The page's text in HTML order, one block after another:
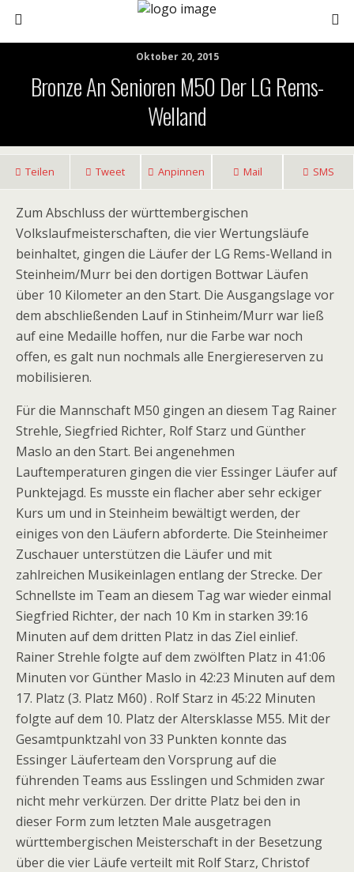
Oktober 20, 2015
Bronze An Senioren M50 Der LG Rems-
Welland
Teilen Tweet Anpinnen Mail SMS
Zum Abschluss der württembergischen
Volkslaufmeisterschaften, die vier Wertungsläufe
beinhaltet, gingen die Läufer der LG Rems-Welland in
Steinheim/Murr bei den dortigen Bottwar Läufen
über 10 Kilometer an den Start. Die Ausgangslage vor
dem abschließenden Lauf in Stinheim/Murr war ließ
auf eine Medaille hoffen, nur die Farbe war noch
offen, es galt nun nochmals alle Energiereserven zu
mobilisieren.
Für die Mannschaft M50 gingen an diesem Tag Rainer
Strehle, Siegfried Richter, Rolf Starz und Günther
Maslo an den Start. Bei angenehmen
Lauftemperaturen gingen die vier Essinger Läufer auf
Punktejagd. Es musste ein flacher aber sehr eckiger
Kurs um und in Steinheim bewältigt werden, der
einiges von den Läufern abforderte. Die Steinheimer
Zuschauer unterstützen die Läufer und mit
zahlreichen Musikeinlagen entlang der Strecke. Der
Schnellste im Team an diesem Tag war wieder einmal
Siegfried Richter, der nach 10 Km in starken 39:16
Minuten auf dem dritten Platz in das Ziel einlief.
Rainer Strehle folgte auf dem zwölften Platz in 41:06
Minuten vor Günther Maslo in 42:23 Minuten auf dem
17. Platz (3. Platz M60) . Rolf Starz in 45:22 Minuten
folgte auf dem 10. Platz der Altersklasse M55. Mit der
Gesamtpunktzahl von 33 Punkten konnte das
Essinger Läuferteam den Vorsprung auf die
führenden Teams aus Esslingen und Schmiden zwar
nicht mehr verkürzen. Der dritte Platz bei den in
dieser Form zum letzten Male ausgetragen
württembergischen Meisterschaft in der Besetzung
über die vier Läufe verteilt mit Rolf Starz, Christof